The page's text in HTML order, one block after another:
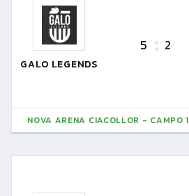
GALO LEGENDS
5 2
NOVA ARENA CIACOLLOR - CAMPO 1